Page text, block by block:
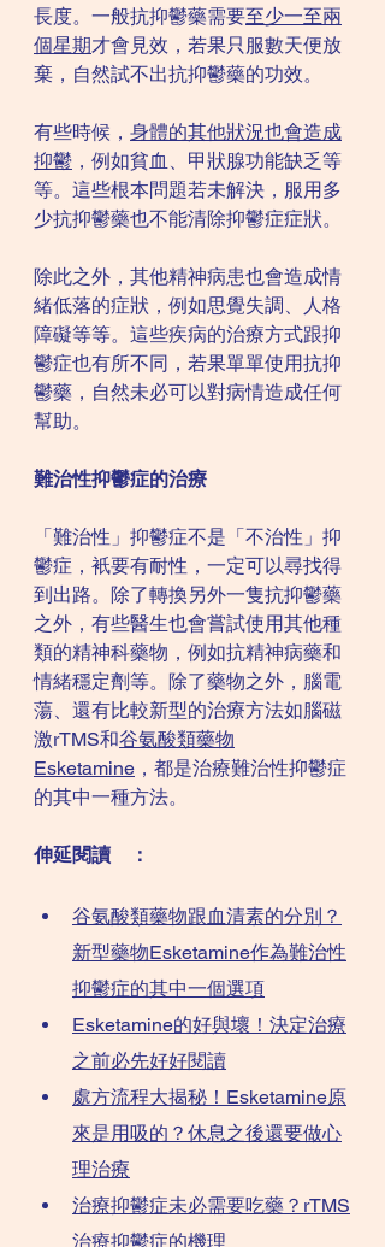
長度。一般抗抑鬱藥需要至少一至兩
個星期才會見效，若果只服數天便放
棄，自然試不出抗抑鬱藥的功效。
有些時候， 身體的其他狀況也會造成
抑鬱 ，例如貧血、甲狀腺功能缺乏等
等。這些根本問題若未解決，服用多
少抗抑鬱藥也不能清除抑鬱症症狀。
除此之外，其他精神病患也會造成情
緒低落的症狀，例如思覺失調、人格
障礙等等。這些疾病的治療方式跟抑
鬱症也有所不同，若果單單使用抗抑
鬱藥，自然未必可以對病情造成任何
幫助。
難治性抑鬱症的治療
「難治性」抑鬱症不是「不治性」抑
鬱症，衹要有耐性，一定可以尋找得
到出路。除了轉換另外一隻抗抑鬱藥
之外，有些醫生也會嘗試使用其他種
類的精神科藥物，例如抗精神病藥和
情緒穩定劑等。除了藥物之外，腦電
蕩、還有比較新型的治療方法如腦磁
激rTMS和谷氨酸類藥物
Esketamine ，都是治療難治性抑鬱症
的其中一種方法。
伸延閱讀	：
谷氨酸類藥物跟血清素的分別？
新型藥物Esketamine作為難治性
抑鬱症的其中一個選項
Esketamine的好與壞！決定治療
之前必先好好閱讀
處方流程大揭秘！Esketamine原
來是用吸的？休息之後還要做心
理治療
治療抑鬱症未必需要吃藥？rTMS
治療抑鬱症的機理